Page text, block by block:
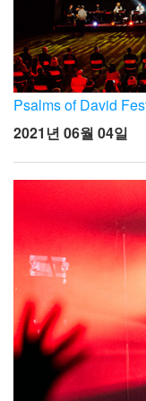
Psalms of David
2021년 06월 04일